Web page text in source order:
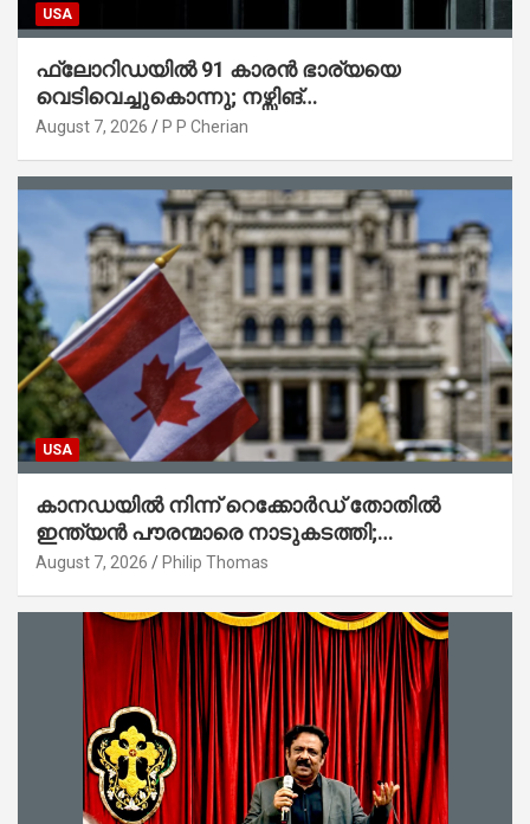
USA
ഫ്ലോറിഡയിൽ 91 കാരൻ ഭാര്യയെ
വെടിവെച്ചുകൊന്നു; നഴ്സിങ്
ഹോമിലാക്കില്ലെന്ന് നൽകിയ വാഗ്ദാനം
August 7, 2026 P P Cherian
USA
കാനഡയിൽ നിന്ന് റെക്കോർഡ് തോതിൽ
ഇന്ത്യൻ പൗരന്മാരെ നാടുകടത്തി;
ആറുമാസത്തിനിടെ 3,323 പേർ
August 7, 2026 Philip Thomas